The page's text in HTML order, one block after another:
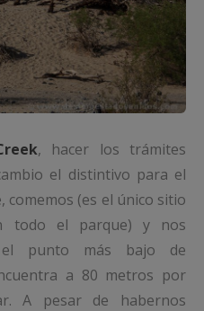
, hacer los trámites
el distintivo para el
comemos (es el único sitio
todo el parque) y nos
el punto más bajo de
a 80 metros por
A pesar de habernos